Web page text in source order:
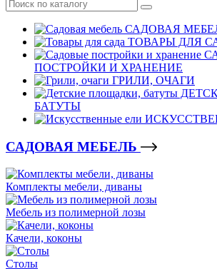
САДОВАЯ
ТОВАРЫ ДЛЯ
ПОСТРОЙКИ И ХРАНЕНИЕ
ГРИЛИ, ОЧАГИ
БАТУТЫ
САДОВАЯ МЕБЕЛЬ
Комплекты мебели, диваны
Мебель из полимерной лозы
Качели, коконы
Столы